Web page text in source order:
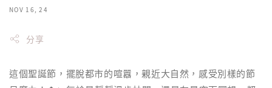
NOV 16, 24
分享
這個聖誕節，擺脫都市的喧囂，親近大自然，感受別樣的節